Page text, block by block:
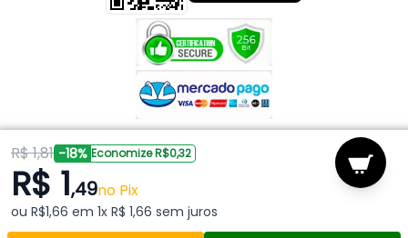
R$ 1,81 -18% Economize R$0,32
R$ 1,49no Pix
ou R$1,66 em 1x R$ 1,66 sem juros
Copyright © 2026 Mark Ferragens. Todos os direitos reservados.